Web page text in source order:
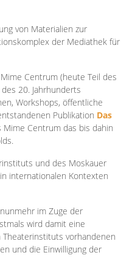
von Materialien zur
der Mediathek für
Centrum (heute Teil des
20. Jahrhunderts
Workshops, öffentliche
Publikation Das
Mime Centrum das bis dahin
und des Moskauer
internationalen Kontexten
im Zuge der
wird damit eine
vorhandenen
und die Einwilligung der